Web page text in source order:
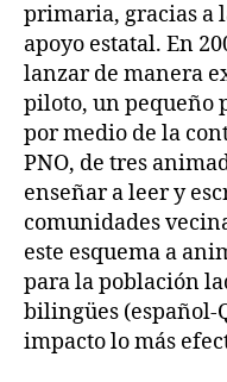
primaria, gracias a
apoyo estatal. En
lanzar de manera
piloto, un pequeño
por medio de la
PNO, de tres
enseñar a leer y
comunidades
este esquema a
para la población
bilingües (español-
impacto lo más